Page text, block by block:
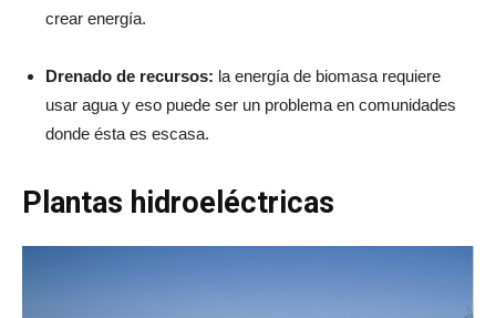
crear energía.
Drenado de recursos: la energía de biomasa requiere
usar agua y eso puede ser un problema en comunidades
donde ésta es escasa.
Plantas hidroeléctricas